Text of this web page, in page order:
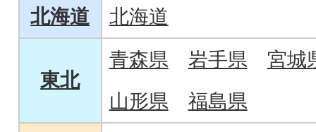
北海道 北海道
東北
青森県 岩手県
宮城
山形県
福島県